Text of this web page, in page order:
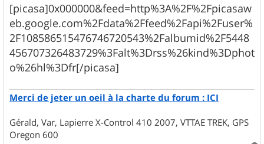
[picasa]0x000000&feed=http%3A%2F%2Fpicasaw
eb.google.com%2Fdata%2Ffeed%2Fapi%2Fuser%
2F108586515476746720543%2Falbumid%2F5448
456707326483729%3Falt%3Drss%26kind%3Dphot
o%26hl%3Dfr[/picasa]
Merci de jeter un oeil à la charte du forum : ICI
Gérald, Var, Lapierre X-Control 410 2007, VTTAE TREK, GPS
Oregon 600